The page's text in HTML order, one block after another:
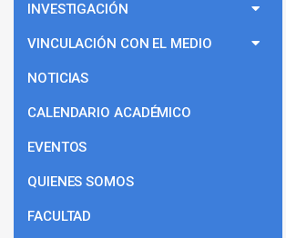
INVESTIGACIÓN
VINCULACIÓN CON EL MEDIO
NOTICIAS
CALENDARIO ACADÉMICO
EVENTOS
QUIENES SOMOS
FACULTAD